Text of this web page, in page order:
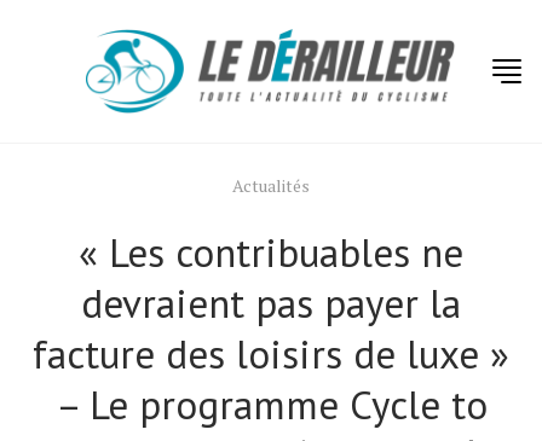
Actualités
« Les contribuables ne
devraient pas payer la
facture des loisirs de luxe »
– Le programme Cycle to